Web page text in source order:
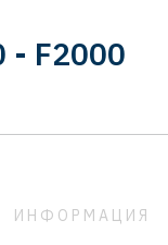
- F2000
ИНФОРМАЦИЯ